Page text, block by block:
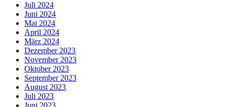
Juli 2024
Juni 2024
Mai 2024
April 2024
März 2024
Dezember 2023
November 2023
Oktober 2023
September 2023
August 2023
Juli 2023
Juni 2023